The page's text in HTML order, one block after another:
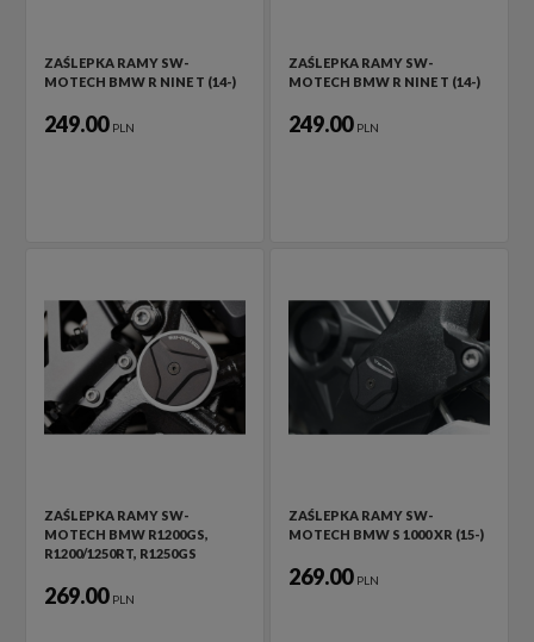
ZAŚLEPKA RAMY SW-
MOTECH BMW R NINE T (14-)
249.00 PLN
ZAŚLEPKA RAMY SW-
MOTECH BMW R NINE T (14-)
249.00 PLN
ZAŚLEPKA RAMY SW-
MOTECH BMW R1200GS,
R1200/1250RT, R1250GS
269.00 PLN
ZAŚLEPKA RAMY SW-
MOTECH BMW S 1000 XR (15-)
269.00 PLN